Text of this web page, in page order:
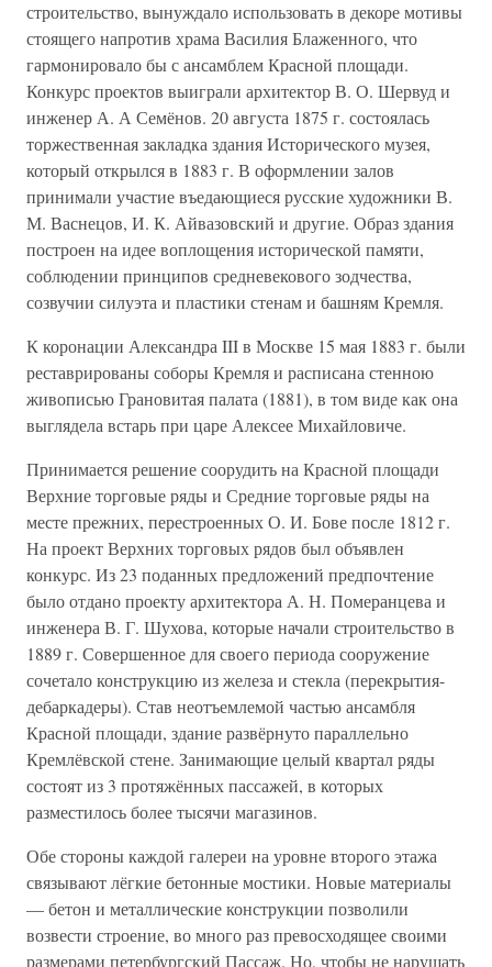
строительство, вынуждало использовать в декоре мотивы
стоящего напротив храма Василия Блаженного, что
гармонировало бы с ансамблем Красной площади.
Конкурс проектов выиграли архитектор В. О. Шервуд и
инженер А. А Семёнов. 20 августа 1875 г. состоялась
торжественная закладка здания Исторического музея,
который открылся в 1883 г. В оформлении залов
принимали участие въедающиеся русские художники В.
М. Васнецов, И. К. Айвазовский и другие. Образ здания
построен на идее воплощения исторической памяти,
соблюдении принципов средневекового зодчества,
созвучии силуэта и пластики стенам и башням Кремля.
К коронации Александра III в Москве 15 мая 1883 г. были
реставрированы соборы Кремля и расписана стенною
живописью Грановитая палата (1881), в том виде как она
выглядела встарь при царе Алексее Михайловиче.
Принимается решение соорудить на Красной площади
Верхние торговые ряды и Средние торговые ряды на
месте прежних, перестроенных О. И. Бове после 1812 г.
На проект Верхних торговых рядов был объявлен
конкурс. Из 23 поданных предложений предпочтение
было отдано проекту архитектора А. Н. Померанцева и
инженера В. Г. Шухова, которые начали строительство в
1889 г. Совершенное для своего периода сооружение
сочетало конструкцию из железа и стекла (перекрытия-
дебаркадеры). Став неотъемлемой частью ансамбля
Красной площади, здание развёрнуто параллельно
Кремлёвской стене. Занимающие целый квартал ряды
состоят из 3 протяжённых пассажей, в которых
разместилось более тысячи магазинов.
Обе стороны каждой галереи на уровне второго этажа
связывают лёгкие бетонные мостики. Новые материалы
— бетон и металлические конструкции позволили
возвести строение, во много раз превосходящее своими
размерами петербургский Пассаж. Но, чтобы не нарушать